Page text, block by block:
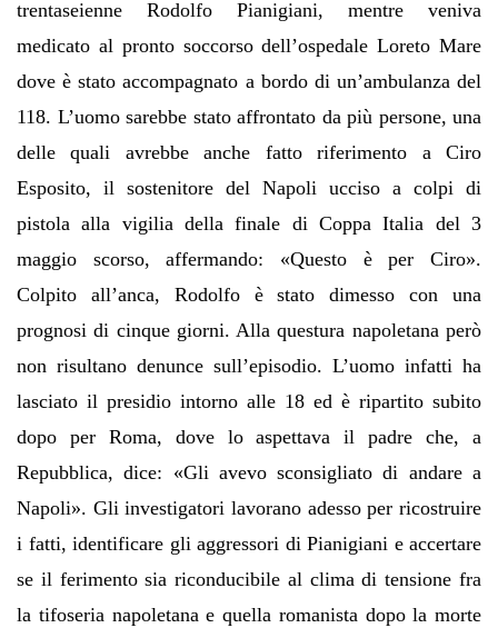
trentaseienne Rodolfo Pianigiani, mentre veniva
medicato al pronto soccorso dell’ospedale Loreto Mare
dove è stato accompagnato a bordo di un’ambulanza del
118. L’uomo sarebbe stato affrontato da più persone, una
delle quali avrebbe anche fatto riferimento a Ciro
Esposito, il sostenitore del Napoli ucciso a colpi di
pistola alla vigilia della finale di Coppa Italia del 3
maggio scorso, affermando: «Questo è per Ciro».
Colpito all’anca, Rodolfo è stato dimesso con una
prognosi di cinque giorni. Alla questura napoletana però
non risultano denunce sull’episodio. L’uomo infatti ha
lasciato il presidio intorno alle 18 ed è ripartito subito
dopo per Roma, dove lo aspettava il padre che, a
Repubblica, dice: «Gli avevo sconsigliato di andare a
Napoli». Gli investigatori lavorano adesso per ricostruire
i fatti, identificare gli aggressori di Pianigiani e accertare
se il ferimento sia riconducibile al clima di tensione fra
la tifoseria napoletana e quella romanista dopo la morte